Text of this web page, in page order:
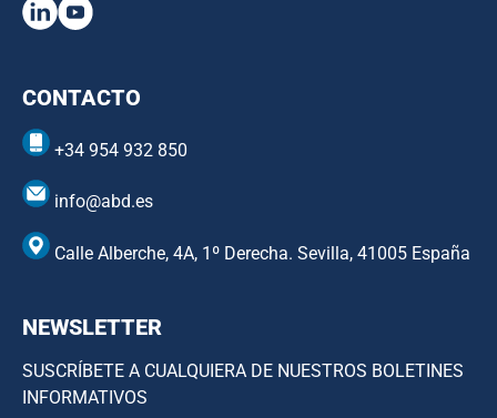
CONTACTO
+34 954 932 850
info@abd.es
Calle Alberche, 4A, 1º Derecha. Sevilla, 41005 España
NEWSLETTER
SUSCRÍBETE A CUALQUIERA DE NUESTROS BOLETINES
INFORMATIVOS